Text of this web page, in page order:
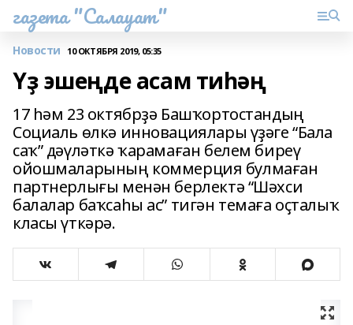
газета "Салауат"
Новости 10 ОКТЯБРЯ 2019, 05:35
Үҙ эшеңде асам тиһәң
17 һәм 23 октябрҙә Башҡортостандың
Социаль өлкә инновациялары үҙәге “Бала
саҡ” дәүләткә ҡарамаған белем биреү
ойошмаларының коммерция булмаған
партнерлығы менән берлектә “Шәхси
балалар баҡсаһы ас” тигән темаға оҫталыҡ
класы үткәрә.